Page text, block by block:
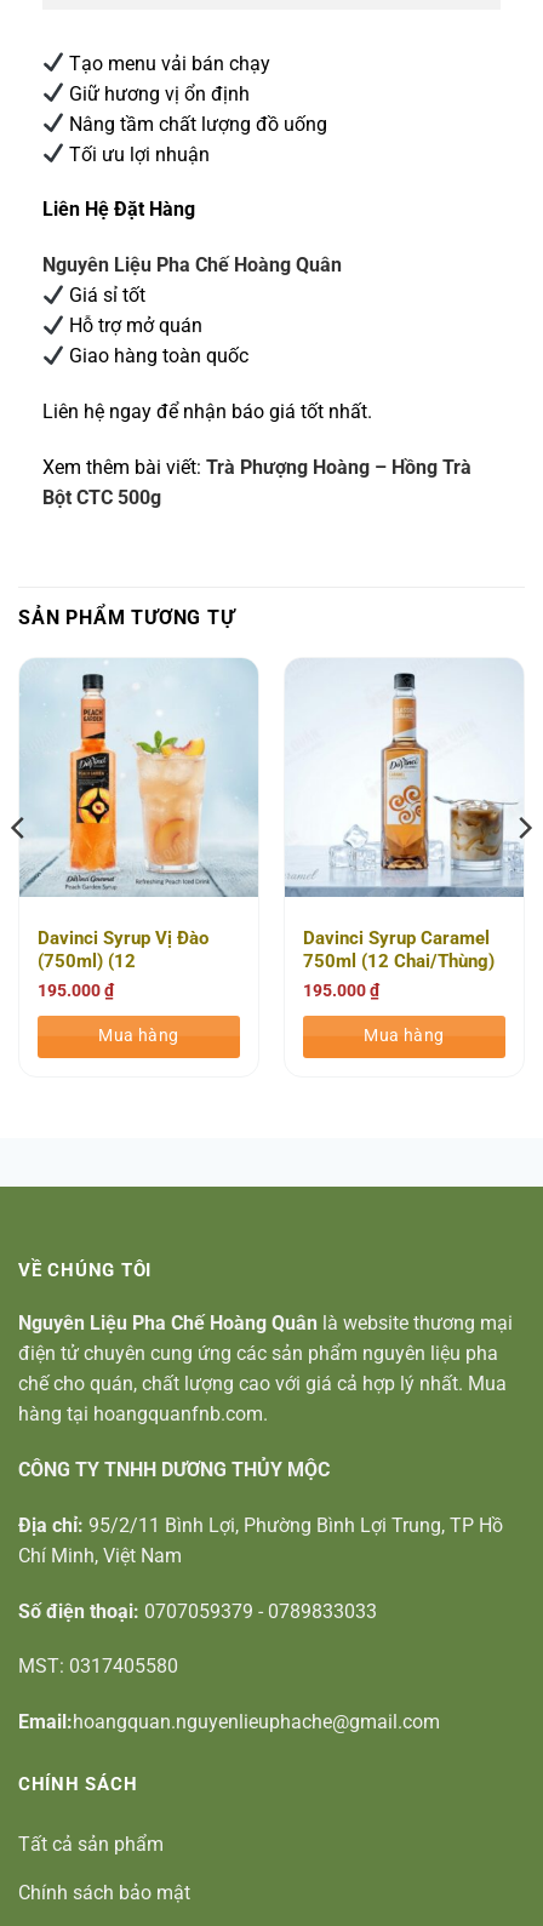
Tạo menu vải bán chạy
Giữ hương vị ổn định
Nâng tầm chất lượng đồ uống
Tối ưu lợi nhuận
Liên Hệ Đặt Hàng
Nguyên Liệu Pha Chế Hoàng Quân
Giá sỉ tốt
Hỗ trợ mở quán
Giao hàng toàn quốc
Liên hệ ngay để nhận báo giá tốt nhất.
Xem thêm bài viết: Trà Phượng Hoàng – Hồng Trà
Bột CTC 500g
SẢN PHẨM TƯƠNG TỰ
Davinci Syrup Vị Đào
(750ml) (12
Chai/thùng)
195.000₫
Mua hàng
Davinci Syrup Caramel
750ml (12 Chai/Thùng)
195.000₫
Mua hàng
VỀ CHÚNG TÔI
Nguyên Liệu Pha Chế Hoàng Quân là website thương mại
điện tử chuyên cung ứng các sản phẩm nguyên liệu pha
chế cho quán, chất lượng cao với giá cả hợp lý nhất. Mua
hàng tại hoangquanfnb.com.
CÔNG TY TNHH DƯƠNG THỦY MỘC
Địa chỉ: 95/2/11 Bình Lợi, Phường Bình Lợi Trung, TP Hồ
Chí Minh, Việt Nam
Số điện thoại: 0707059379 - 0789833033
MST: 0317405580
Email:hoangquan.nguyenlieuphache@gmail.com
CHÍNH SÁCH
Tất cả sản phẩm
Chính sách bảo mật